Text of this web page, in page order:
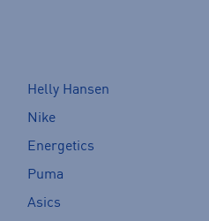
Helly Hansen
Nike
Energetics
Puma
Asics